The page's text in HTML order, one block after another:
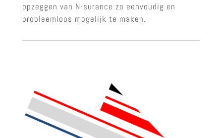
opzeggen van N-surance zo eenvoudig en
probleemloos mogelijk te maken.